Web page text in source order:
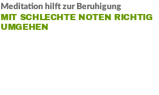
Meditation hilft zur Beruhigung
MIT SCHLECHTE NOTEN RICHTIG
UMGEHEN